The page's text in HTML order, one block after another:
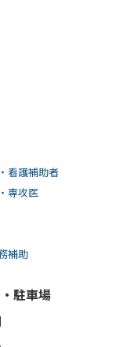
看護補助者
専攻医
補助
駐車場